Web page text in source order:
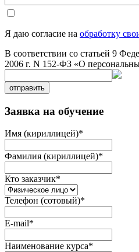
Я даю согласие на обработку
В соответствии со статьей 9
2006 г. N 152-ФЗ «О
отправить
Заявка на обучение
Имя (кириллицей)*
Фамилия (кириллицей)*
Кто заказчик*
Телефон (сотовый)*
E-mail*
Наименование курса*